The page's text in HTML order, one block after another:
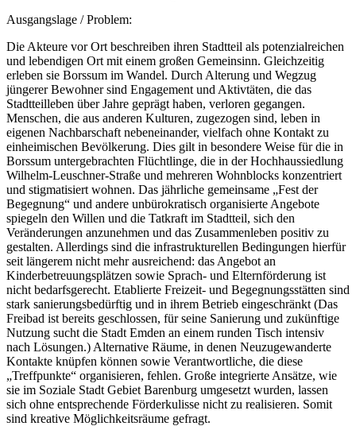
Ausgangslage / Problem:
Die Akteure vor Ort beschreiben ihren Stadtteil als potenzialreichen
und lebendigen Ort mit einem großen Gemeinsinn. Gleichzeitig
erleben sie Borssum im Wandel. Durch Alterung und Wegzug
jüngerer Bewohner sind Engagement und Aktivtäten, die das
Stadtteilleben über Jahre geprägt haben, verloren gegangen.
Menschen, die aus anderen Kulturen, zugezogen sind, leben in
eigenen Nachbarschaft nebeneinander, vielfach ohne Kontakt zu
einheimischen Bevölkerung. Dies gilt in besondere Weise für die in
Borssum untergebrachten Flüchtlinge, die in der Hochhaussiedlung
Wilhelm-Leuschner-Straße und mehreren Wohnblocks konzentriert
und stigmatisiert wohnen. Das jährliche gemeinsame „Fest der
Begegnung“ und andere unbürokratisch organisierte Angebote
spiegeln den Willen und die Tatkraft im Stadtteil, sich den
Veränderungen anzunehmen und das Zusammenleben positiv zu
gestalten. Allerdings sind die infrastrukturellen Bedingungen hierfür
seit längerem nicht mehr ausreichend: das Angebot an
Kinderbetreuungsplätzen sowie Sprach- und Elternförderung ist
nicht bedarfsgerecht. Etablierte Freizeit- und Begegnungsstätten sind
stark sanierungsbedürftig und in ihrem Betrieb eingeschränkt (Das
Freibad ist bereits geschlossen, für seine Sanierung und zukünftige
Nutzung sucht die Stadt Emden an einem runden Tisch intensiv
nach Lösungen.) Alternative Räume, in denen Neuzugewanderte
Kontakte knüpfen können sowie Verantwortliche, die diese
„Treffpunkte“ organisieren, fehlen. Große integrierte Ansätze, wie
sie im Soziale Stadt Gebiet Barenburg umgesetzt wurden, lassen
sich ohne entsprechende Förderkulisse nicht zu realisieren. Somit
sind kreative Möglichkeitsräume gefragt.